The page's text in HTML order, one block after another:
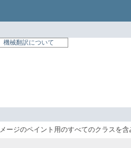
機械翻訳について
ジのペイント用のすべてのクラスを含